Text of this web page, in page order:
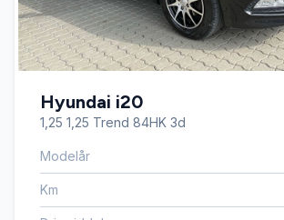
Fartpilot
Fjernbetjent centrallås
Fuldautomatisk klimaanlæg
Højdejusterbart førersæde
Hyundai i20
1,25 1,25 Trend 84HK 3d
Modelår
Km